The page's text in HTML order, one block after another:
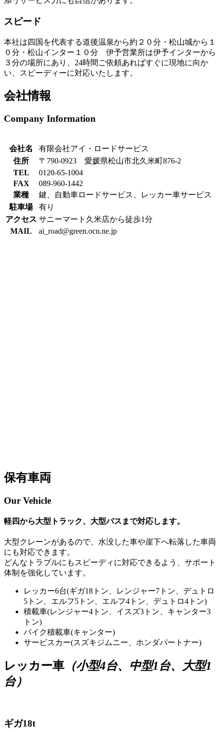
スピード
本社は四国を代表する道後温泉から約２０分・松山城から１
０分・松山インター１０分 伊予営業所は伊予インターから
３分の場所にあり、24時間ご依頼あればすぐに現地に向か
い、スピーディーに対応いたします。
会社情報
Company Information
会社名
有限会社アイ・ロードサービス
住所
〒790-0923 愛媛県松山市北久米町876-2
TEL
0120-65-1004
FAX
089-960-1442
業種
鍵、自動車ロードサービス、レッカー車サービス
駐車場
有り
アクセス サニーマート久米店から徒歩1分
MAIL
ai_road@green.ocn.ne.jp
保有車両
Our Vehicle
軽四から大型トラック、大型バスまで対応します。
大型クレーンがあるので、水没した車や崖下へ転落した車両
にも対応できます。
どんなトラブルにもスピーディに対応できるよう、サポート
体制を強化しています。
レッカー6台(ギガ18トン、レンジャー7トン、デュトロ
5トン、エルフ5トン、エルフ4トン、デュトロ4トン)
積載車(レンジャー4トン、イスズ3トン、キャンター3
トン)
バイク積載車(キャンター)
サービスカー(スズキジムニー、ホンダパートナー)
レッカー車 （小型4台、中型1台、大型1
台）
ギガ18t